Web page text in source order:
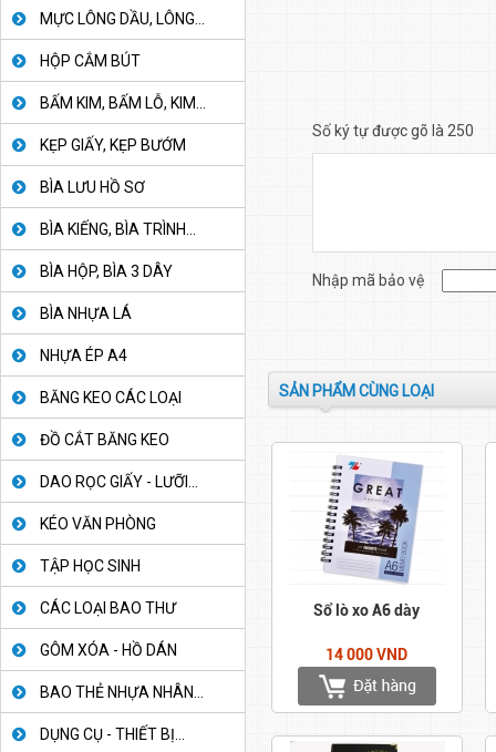
MỰC LÔNG DẦU, LÔNG...
HỘP CẮM BÚT
BẤM KIM, BẤM LỖ, KIM...
KẸP GIẤY, KẸP BƯỚM
BÌA LƯU HỒ SƠ
BÌA KIẾNG, BÌA TRÌNH...
BÌA HỘP, BÌA 3 DÂY
BÌA NHỰA LÁ
NHỰA ÉP A4
BĂNG KEO CÁC LOẠI
ĐỒ CẮT BĂNG KEO
DAO RỌC GIẤY - LƯỠI...
KÉO VĂN PHÒNG
TẬP HỌC SINH
CÁC LOẠI BAO THƯ
GÔM XÓA - HỒ DÁN
BAO THẺ NHỰA NHÂN...
DỤNG CỤ - THIẾT BỊ...
Số ký tự được gõ là 250
Nhập mã bảo vệ
SẢN PHẨM CÙNG LOẠI
Sổ lò xo A6 dày
14 000 VND